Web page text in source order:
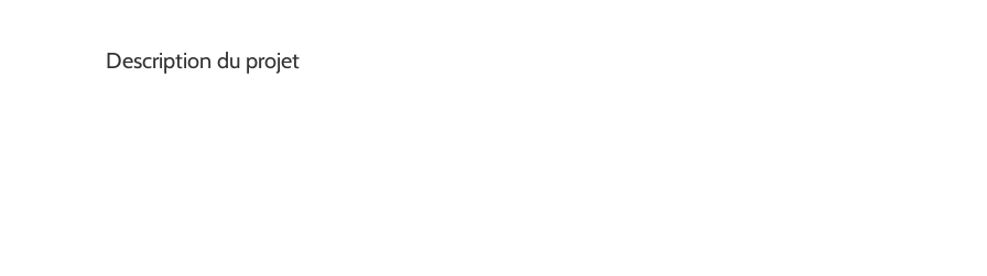
Description du projet